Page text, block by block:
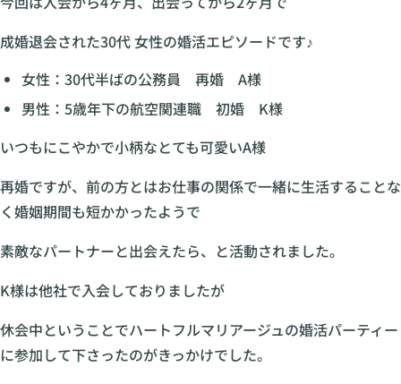
成婚退会された30代 女性の婚活エピソードです♪
女性：30代半ばの公務員 再婚 A様
男性：5歳年下の航空関連職 初婚 K様
いつもにこやかで小柄なとても可愛いA様
再婚ですが、前の方とはお仕事の関係で一緒に生活することな
く婚姻期間も短かかったようで
素敵なパートナーと出会えたら、と活動されました。
K様は他社で入会しておりましたが
休会中ということでハートフルマリアージュの婚活パーティー
に参加して下さったのがきっかけでした。